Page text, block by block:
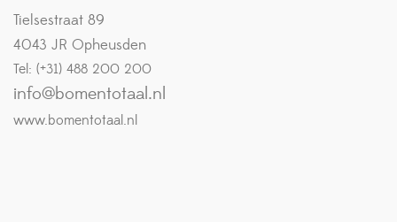
Tielsestraat 89
4043 JR Opheusden
Tel: (+31) 488 200 200
info@bomentotaal.nl
www.bomentotaal.nl